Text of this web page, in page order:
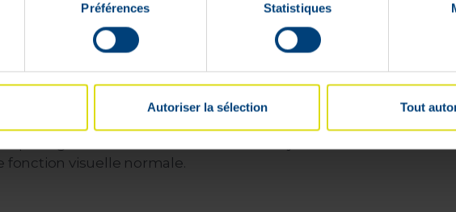
Préférences Statistiques
Autoriser la sélection Tout
contribue au maintien d’une fonction visuelle normale. L'effet
à protéger les cellules contre le stress oxydatif.
fonction visuelle normale.